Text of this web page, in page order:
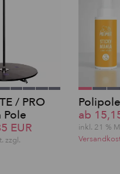
/ PRO
EUR
zzgl.
ab
inkl. 21 %